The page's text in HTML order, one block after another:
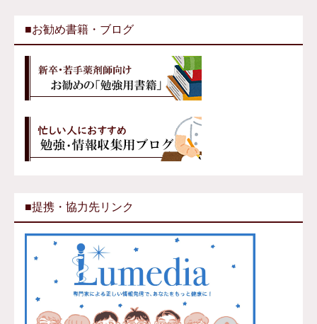
■お勧め書籍・ブログ
■提携・協力先リンク